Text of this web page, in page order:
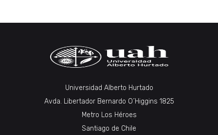
ENTRADAS
Universidad Alberto Hurtado
Avda. Libertador Bernardo O´Higgins 1825
Metro Los Héroes
Santiago de Chile